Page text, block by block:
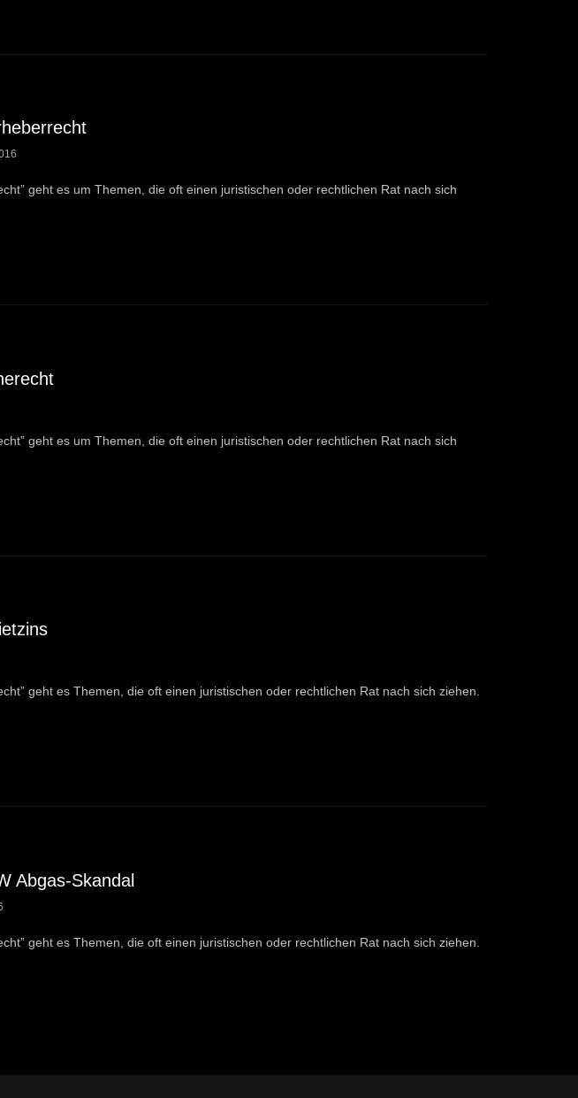
geht es um Themen, die oft einen juristischen oder rechtlichen Rat nach sich
geht es um Themen, die oft einen juristischen oder rechtlichen Rat nach sich
geht es Themen, die oft einen juristischen oder rechtlichen Rat nach sich ziehen.
Abgas-Skandal
geht es Themen, die oft einen juristischen oder rechtlichen Rat nach sich ziehen.